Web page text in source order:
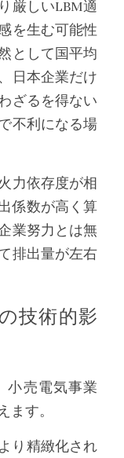
厳しいLBM適
を生む可能性
として国平均
日本企業だけ
ざるを得ない
不利になる場
力依存度が相
係数が高く算
業努力とは無
排出量が左右
技術的影
小売電気事業
ます。
り精緻化され